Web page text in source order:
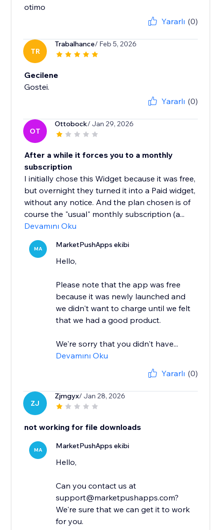
otimo
Yararlı (0)
TR
Trabalhance/ Feb 5, 2026
Gecilene
Gostei.
Yararlı (0)
OT
Ottobock/ Jan 29, 2026
After a while it forces you to a monthly
subscription
I initially chose this Widget because it was free,
but overnight they turned it into a Paid widget,
without any notice. And the plan chosen is of
course the "usual" monthly subscription (a...
Devamını Oku
MA MarketPushApps ekibi
Hello,
Please note that the app was free
because it was newly launched and
we didn't want to charge until we felt
that we had a good product.
We're sorry that you didn't have...
Devamını Oku
Yararlı (0)
ZJ
Zjmgyx/ Jan 28, 2026
not working for file downloads
MA MarketPushApps ekibi
Hello,
Can you contact us at
support@marketpushapps.com?
We're sure that we can get it to work
for you.